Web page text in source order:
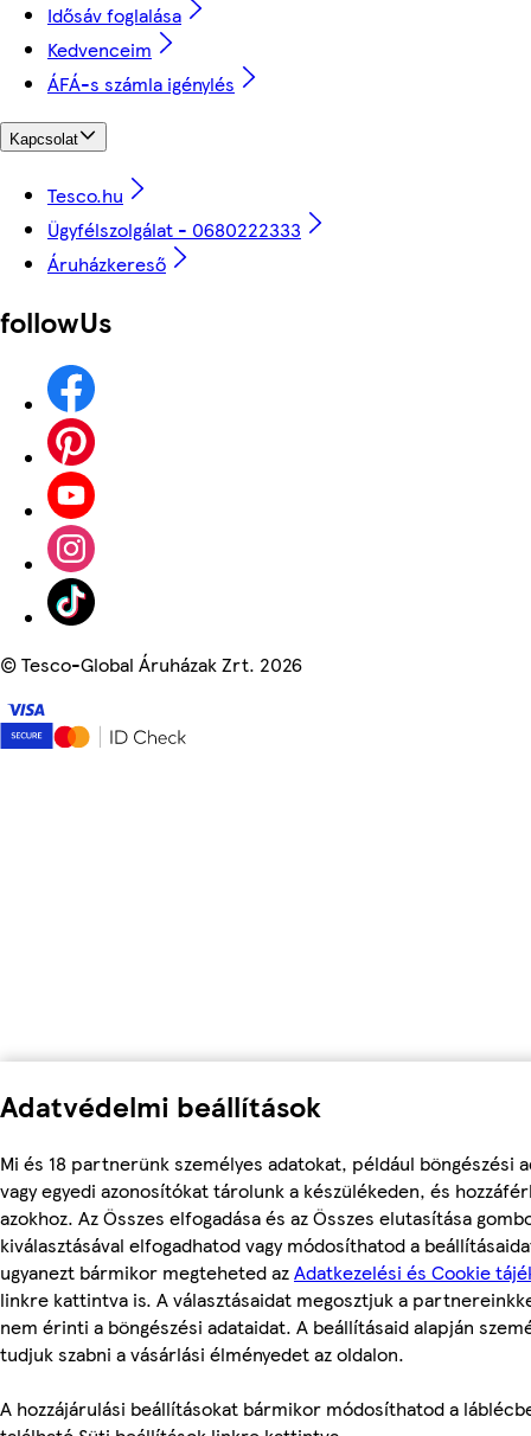
Adatvédelmi beállítások
Mi és 18 partnerünk személyes adatokat, például böngészési
vagy egyedi azonosítókat tárolunk a készülékeden, és
azokhoz. Az Összes elfogadása és az Összes elutasítása
kiválasztásával elfogadhatod vagy módosíthatod a
ugyanezt bármikor megteheted azAdatkezelési és Cookie
linkre kattintva is. A választásaidat megosztjuk a
nem érinti a böngészési adataidat. A beállításaid alapján
tudjuk szabni a vásárlási élményedet az oldalon.
A hozzájárulási beállításokat bármikor módosíthatod a
Idősáv foglalása
Kedvenceim
ÁFÁ-s számla igénylés
Kapcsolat
Tesco.hu
Ügyfélszolgálat - 0680222333
Áruházkereső
followUs
©Tesco-Global Áruházak Zrt. 2026